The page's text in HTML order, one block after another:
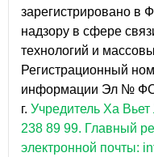
зарегистрировано в
надзору в сфере
технологий и
Регистрационный
информации Эл №
г. Учредитель Ха
238 89 99. Главный
электронной почты: